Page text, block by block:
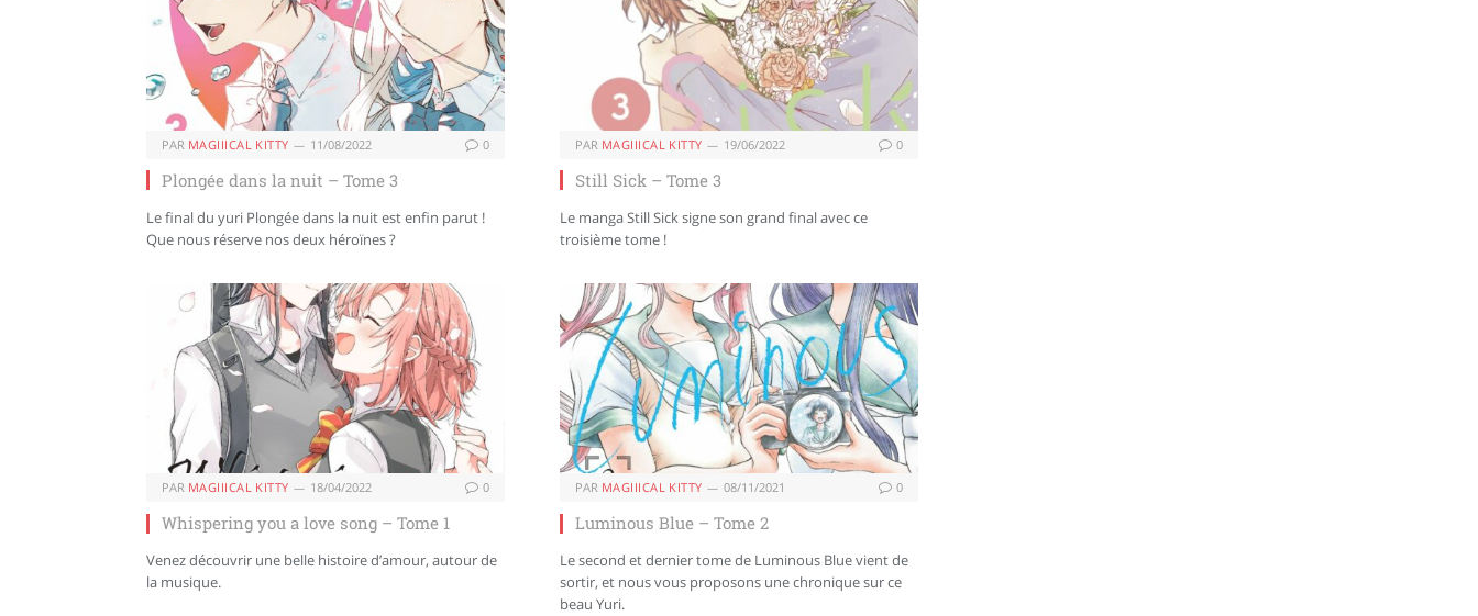
PAR MAGIIICAL KITTY 11/08/2022 0
Plongée dans la nuit – Tome 3
Le final du yuri Plongée dans la nuit est enfin parut !
Que nous réserve nos deux héroïnes ?
PAR MAGIIICAL KITTY 19/06/2022 0
Still Sick – Tome 3
Le manga Still Sick signe son grand final avec ce
troisième tome !
PAR MAGIIICAL KITTY 18/04/2022 0
Whispering you a love song – Tome 1
Venez découvrir une belle histoire d’amour, autour de
la musique.
PAR MAGIIICAL KITTY 08/11/2021 0
Luminous Blue – Tome 2
Le second et dernier tome de Luminous Blue vient de
sortir, et nous vous proposons une chronique sur ce
beau Yuri.